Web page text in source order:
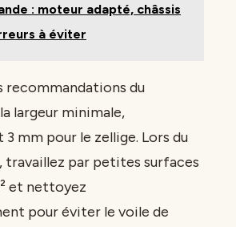
: moteur adapté, châssis
à éviter
recommandations du
largeur minimale,
mm pour le zellige. Lors du
par petites surfaces
et nettoyez
pour éviter le voile de